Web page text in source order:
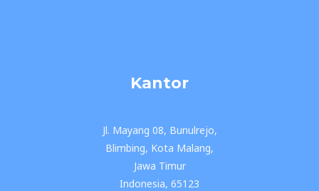
Kantor
Jl. Mayang 08, Bunulrejo,
Blimbing, Kota Malang,
Jawa Timur
Indonesia, 65123